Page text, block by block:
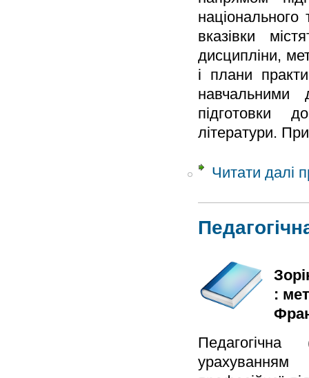
національного
вказівки
дисципліни,
і плани
навчальними
підготовки
літератури.
Читати далі
:
урахуванням